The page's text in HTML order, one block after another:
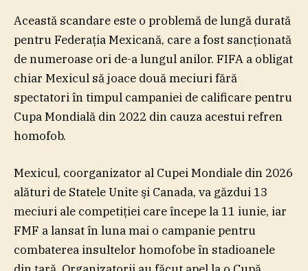
Această scandare este o problemă de lungă durată
pentru Federaţia Mexicană, care a fost sancţionată
de numeroase ori de-a lungul anilor. FIFA a obligat
chiar Mexicul să joace două meciuri fără
spectatori în timpul campaniei de calificare pentru
Cupa Mondială din 2022 din cauza acestui refren
homofob.
Mexicul, coorganizator al Cupei Mondiale din 2026
alături de Statele Unite şi Canada, va găzdui 13
meciuri ale competiţiei care începe la 11 iunie, iar
FMF a lansat în luna mai o campanie pentru
combaterea insultelor homofobe în stadioanele